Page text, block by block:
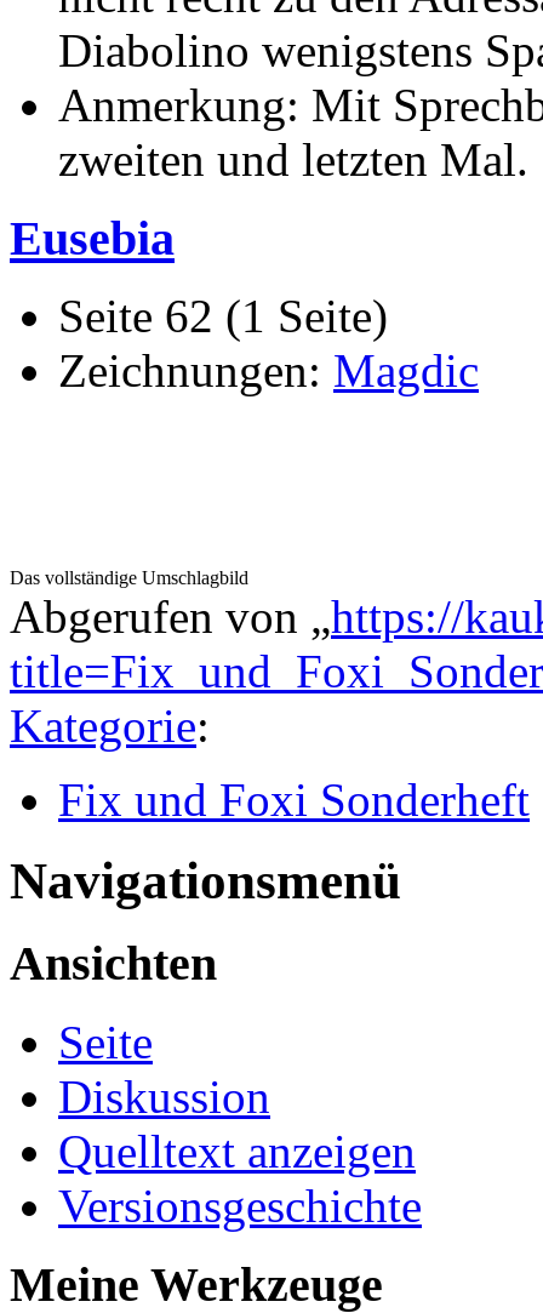
Diabolino wenigstens
Anmerkung: Mit
zweiten und letzten Mal.
Eusebia
Seite 62 (1 Seite)
Zeichnungen: Magdic
Das vollständige Umschlagbild
Abgerufen von „https://
Kategorie:
Fix und Foxi Sonderheft
Navigationsmenü
Ansichten
Seite
Diskussion
Quelltext anzeigen
Versionsgeschichte
Meine Werkzeuge